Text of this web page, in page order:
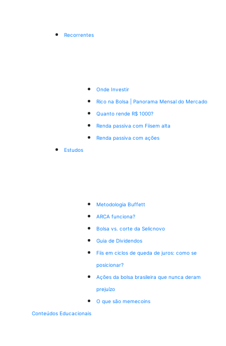
Recorrentes
Onde Investir
Rico na Bolsa | Panorama Mensal do Mercado
Quanto rende R$ 1000?
Renda passiva com Fiisem alta
Renda passiva com ações
Estudos
Metodologia Buffett
ARCA funciona?
Bolsa vs. corte da Selicnovo
Guia de Dividendos
Fiis em ciclos de queda de juros: como se
posicionar?
Ações da bolsa brasileira que nunca deram
prejuízo
O que são memecoins
Conteúdos Educacionais